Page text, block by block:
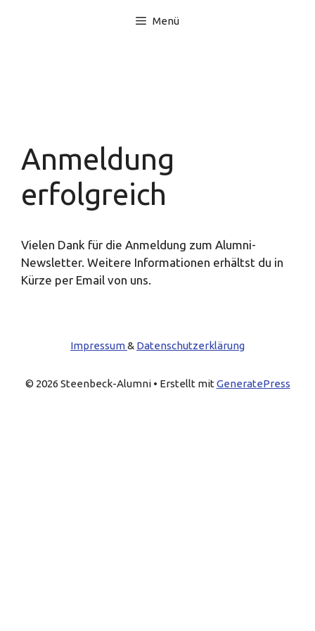
Menü
Anmeldung
erfolgreich
Vielen Dank für die Anmeldung zum Alumni-
Newsletter. Weitere Informationen erhältst du in
Kürze per Email von uns.
Impressum& Datenschutzerklärung
© 2026 Steenbeck-Alumni• Erstellt mitGeneratePress